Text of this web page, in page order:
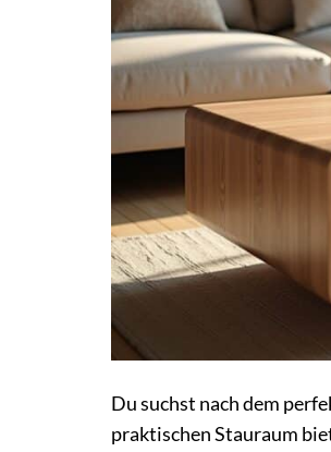
Du suchst nach dem
praktischen Stauraum